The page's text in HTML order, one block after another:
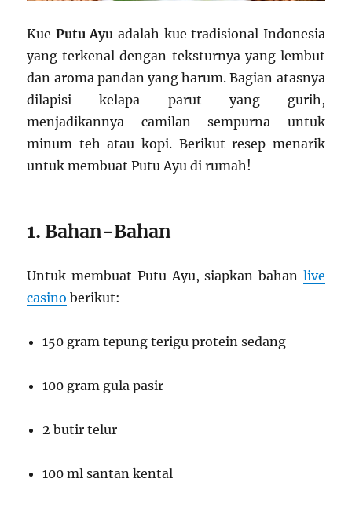
Kue Putu Ayu adalah kue tradisional Indonesia
yang terkenal dengan teksturnya yang lembut
dan aroma pandan yang harum. Bagian atasnya
dilapisi kelapa parut yang gurih,
menjadikannya camilan sempurna untuk
minum teh atau kopi. Berikut resep menarik
untuk membuat Putu Ayu di rumah!
1. Bahan-Bahan
Untuk membuat Putu Ayu, siapkan bahan live
casino berikut:
150 gram tepung terigu protein sedang
100 gram gula pasir
2 butir telur
100 ml santan kental